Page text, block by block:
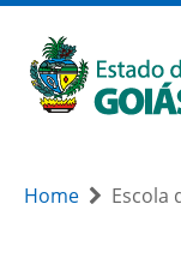
Home Escola